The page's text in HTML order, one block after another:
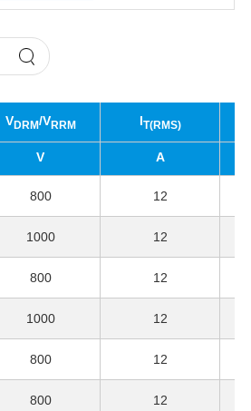
VDRM/VRRM
V
IT(RMS)
A
800 12
1000 12
800 12
1000 12
800 12
800 12